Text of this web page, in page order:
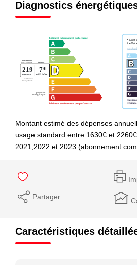
Diagnostics
Montant estimé des dépenses
usage standard entre 1630€ et
2021,2022 et 2023 (abonnement
Partager
Caractéristiques